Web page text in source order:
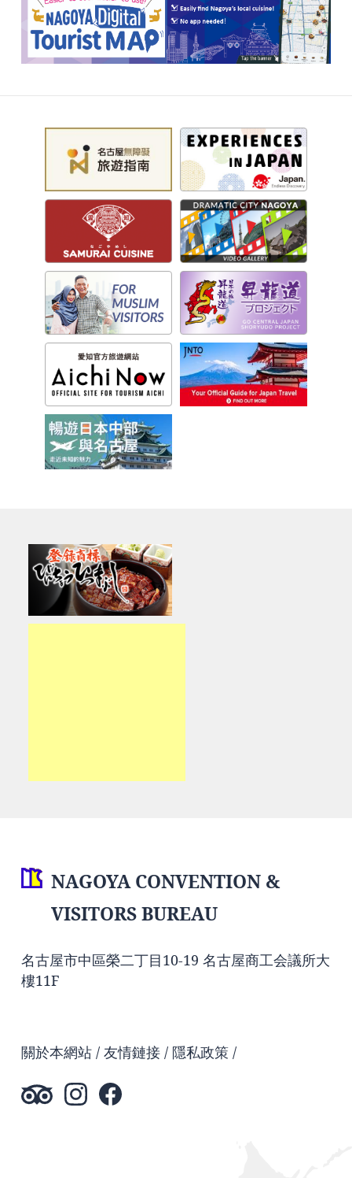
NAGOYA CONVENTION &
VISITORS BUREAU
名古屋市中區榮二丁目10-19 名古屋商工会議所大
樓11F
關於本網站 友情鏈接 隱私政策